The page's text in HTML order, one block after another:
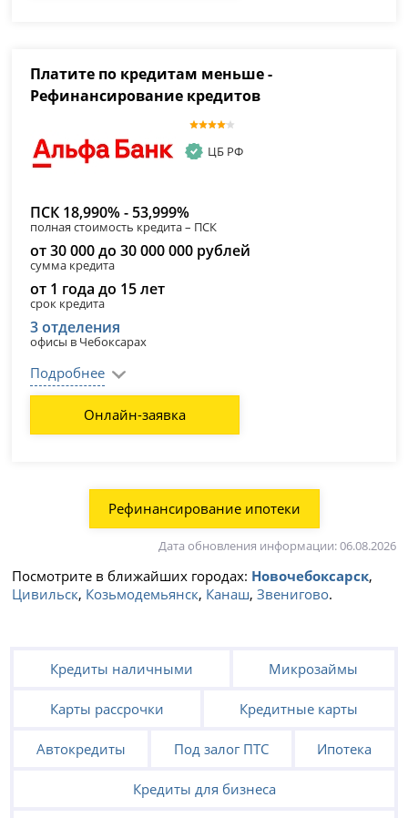
Платите по кредитам меньше -
Рефинансирование кредитов
ЦБ РФ
ПСК 18,990% - 53,999%
полная стоимость кредита – ПСК
от 30 000 до 30 000 000 рублей
сумма кредита
от 1 года до 15 лет
срок кредита
3 отделения
офисы в Чебоксарах
Подробнее
Онлайн-заявка
Рефинансирование ипотеки
Дата обновления информации: 06.08.2026
Посмотрите в ближайших городах: Новочебоксарск,
Цивильск, Козьмодемьянск, Канаш,Звенигово.
Кредиты наличными Микрозаймы
Карты рассрочки Кредитные карты
Автокредиты Под залог ПТС Ипотека
Кредиты для бизнеса